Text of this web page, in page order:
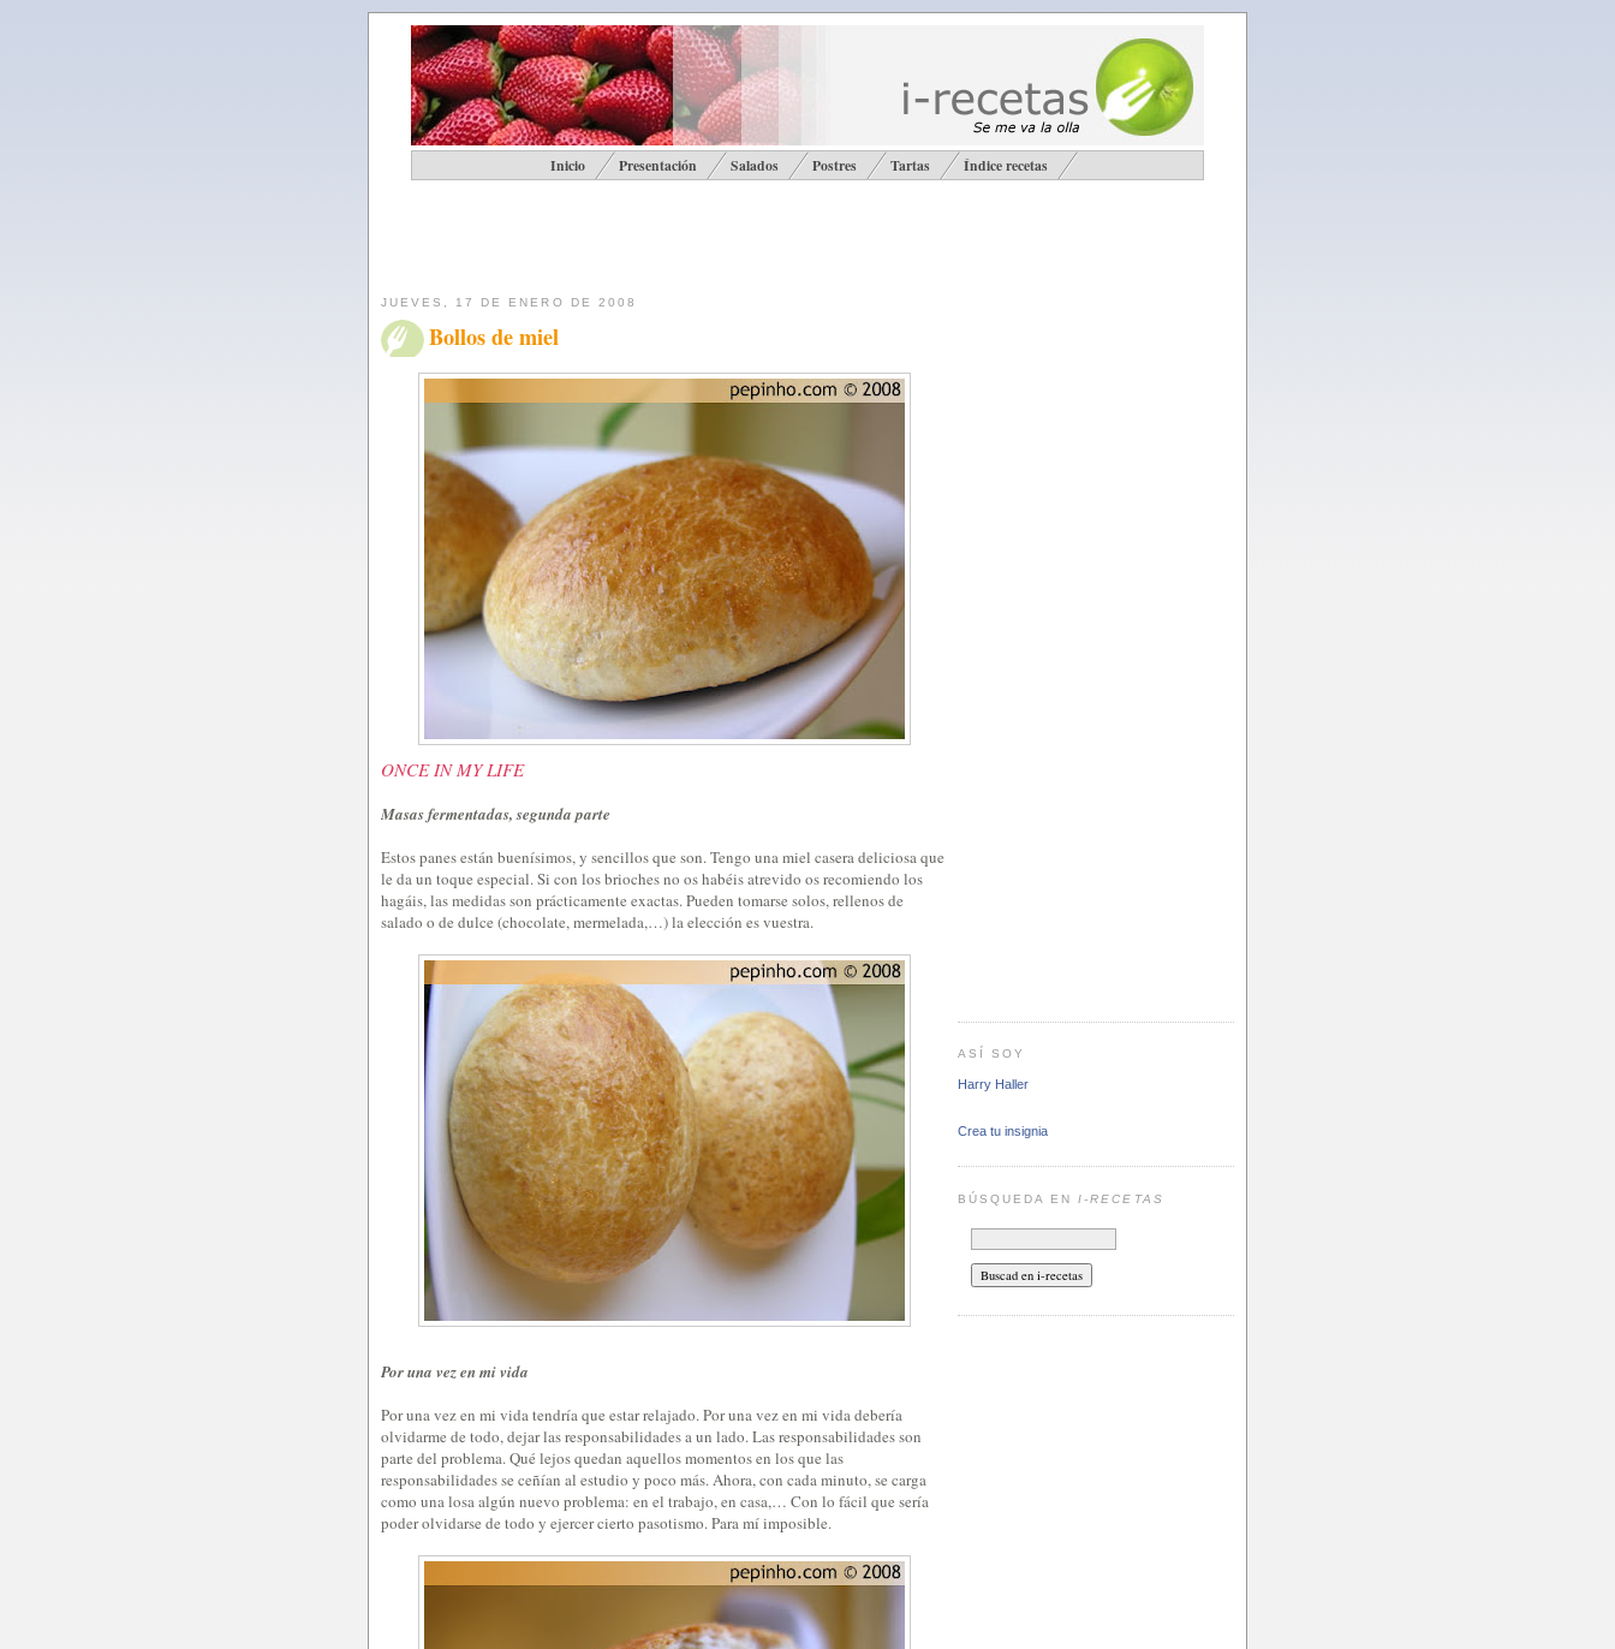
Inicio Presentación Salados Postres Tartas Índice recetas
JUEVES, 17 DE ENERO DE 2008
Bollos de miel
ONCE IN MY LIFE
Masas fermentadas, segunda parte
Estos panes están buenísimos, y sencillos que son. Tengo una miel casera deliciosa que
le da un toque especial. Si con los brioches no os habéis atrevido os recomiendo los
hagáis, las medidas son prácticamente exactas. Pueden tomarse solos, rellenos de
salado o de dulce (chocolate, mermelada,…) la elección es vuestra.
Por una vez en mi vida
Por una vez en mi vida tendría que estar relajado. Por una vez en mi vida debería
olvidarme de todo, dejar las responsabilidades a un lado. Las responsabilidades son
parte del problema. Qué lejos quedan aquellos momentos en los que las
responsabilidades se ceñían al estudio y poco más. Ahora, con cada minuto, se carga
como una losa algún nuevo problema: en el trabajo, en casa,… Con lo fácil que sería
poder olvidarse de todo y ejercer cierto pasotismo. Para mí imposible.
ASÍ SOY
Harry Haller
Crea tu insignia
BÚSQUEDA ENI-RECETAS